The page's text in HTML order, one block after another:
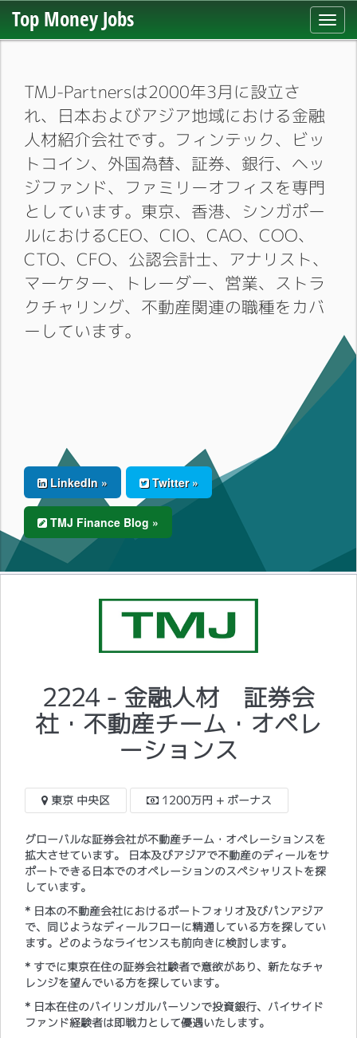
Top Money Jobs
TMJ-Partnersは2000年3月に設立さ
れ、日本およびアジア地域における金融
人材紹介会社です。フィンテック、ビッ
トコイン、外国為替、証券、銀行、ヘッ
ジファンド、ファミリーオフィスを専門
としています。東京、香港、シンガポー
ルにおけるCEO、CIO、CAO、COO、
CTO、CFO、公認会計士、アナリスト、
マーケター、トレーダー、営業、ストラ
クチャリング、不動産関連の職種をカバ
ーしています。
LinkedIn » Twitter »
TMJ Finance Blog »
2224 - 金融人材 証券会
社・不動産チーム・オペレ
ーションス
東京 中央区 1200万円 + ボーナス
グローバルな証券会社が不動産チーム・オペレーションスを
拡大させています。 日本及びアジアで不動産のディールをサ
ポートできる日本でのオペレーションのスペシャリストを探
しています。
* 日本の不動産会社におけるポートフォリオ及びパンアジア
で、同じようなディールフローに精通している方を探してい
ます。どのようなライセンスも前向きに検討します。
* すでに東京在住の証券会社験者で意欲があり、新たなチャ
レンジを望んでいる方を探しています。
* 日本在住のバイリンガルパーソンで投資銀行、バイサイド
ファンド経験者は即戦力として優遇いたします。